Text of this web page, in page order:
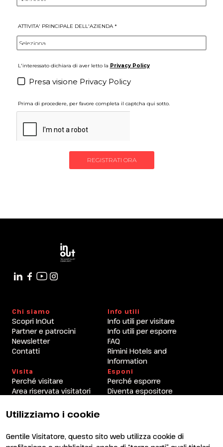
Paese *
ATTIVITA' PRINCIPALE DELL'AZIENDA *
Presa visione Privacy Policy
Utilizziamo i cookie
Gentile Visitatore, questo sito web utilizza cookie di
Chi siamo
Scopri InOut
Partner e patrocini
Newsletter
Contatti
Info utili
Info utili per visitare
Info utili per esporre
FAQ
Rimini Hotels and
Information
Visita
Perché visitare
Area riservata visitatori
Esponi
Perché esporre
Diventa espositore